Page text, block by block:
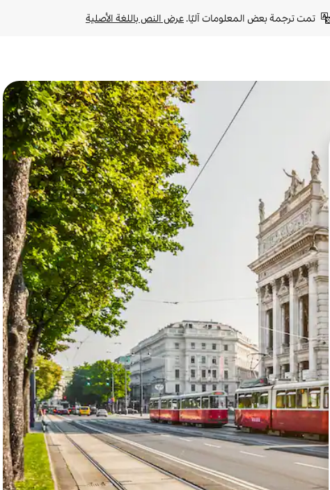
تمت ترجمة بعض المعلومات آليًا. عرض النص باللغة الأصلية
عن طريق اللمس أو السحب.